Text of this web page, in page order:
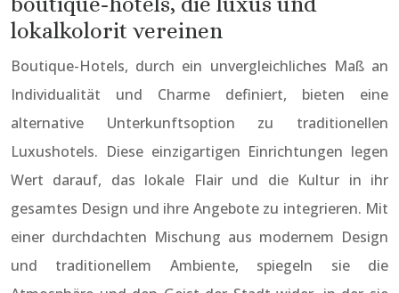
lokalkolorit vereinen
Boutique-Hotels, durch ein unvergleichliches Maß an
Individualität und Charme definiert, bieten eine
alternative Unterkunftsoption zu traditionellen
Luxushotels. Diese einzigartigen Einrichtungen legen
Wert darauf, das lokale Flair und die Kultur in ihr
gesamtes Design und ihre Angebote zu integrieren. Mit
einer durchdachten Mischung aus modernem Design
und traditionellem Ambiente, spiegeln sie die